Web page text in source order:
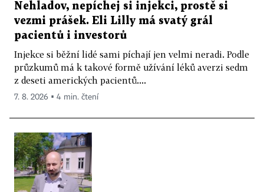
Nehladov, nepíchej si injekci, prostě si
vezmi prášek. Eli Lilly má svatý grál
pacientů i investorů
Injekce si běžní lidé sami píchají jen velmi neradi. Podle
průzkumů má k takové formě užívání léků averzi sedm
z deseti amerických pacientů....
7. 8. 2026 ▪ 4 min. čtení